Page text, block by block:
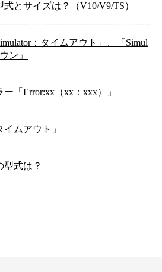
とサイズは？（V10/V9/TS）
：タイムアウト」、「Simul
ン」
「Error:xx（xx：xxx）」
ムアウト」
型式は？